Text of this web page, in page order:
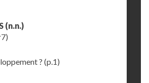
(n.n.)
? (p.1)